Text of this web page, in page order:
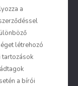
a
létrehozó
tartozások
a bírói